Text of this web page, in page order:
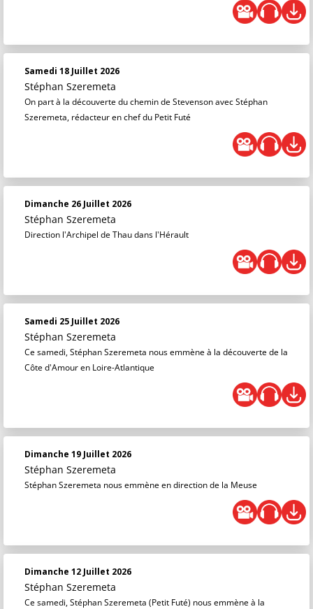
Samedi 18 Juillet 2026
Stéphan Szeremeta
On part à la découverte du chemin de Stevenson avec Stéphan
Szeremeta, rédacteur en chef du Petit Futé
Dimanche 26 Juillet 2026
Stéphan Szeremeta
Direction l'Archipel de Thau dans l'Hérault
Samedi 25 Juillet 2026
Stéphan Szeremeta
Ce samedi, Stéphan Szeremeta nous emmène à la découverte de la
Côte d'Amour en Loire-Atlantique
Dimanche 19 Juillet 2026
Stéphan Szeremeta
Stéphan Szeremeta nous emmène en direction de la Meuse
Dimanche 12 Juillet 2026
Stéphan Szeremeta
Ce samedi, Stéphan Szeremeta (Petit Futé) nous emmène à la